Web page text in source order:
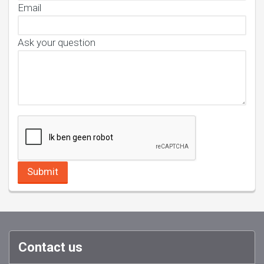
Email
Ask your question
Contact us